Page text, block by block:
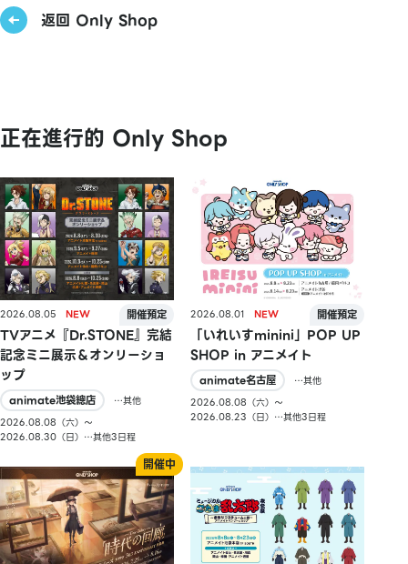
返回 Only Shop
正在進行的 Only Shop
2026.08.05
TVアニメ『Dr.STONE』完結
記念ミニ展示＆オンリーショ
ップ
animate池袋總店
…其他
2026.08.08（六）〜
2026.08.30（日）…其他3日程
2026.08.01
「いれいすminini」POP UP
SHOP in アニメイト
animate名古屋
…其他
2026.08.08（六）〜
2026.08.23（日）…其他3日程